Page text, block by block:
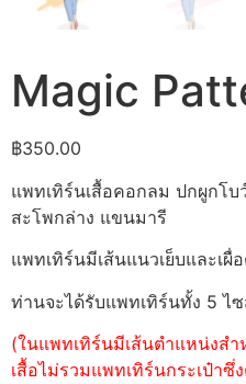
Magic
฿350.00
แพทเทิร์นเสื้อคอกลม ปกผูกโ
สะโพกล่าง แขนมารี
แพทเทิร์นมีเส้นแนวเย็บและเผื่
ท่านจะได้รับแพทเทิร์นทั้ง 5 ไซ
(ในแพทเทิร์นมีเส้นตำแหน่งส
เสื้อไม่รวมแพทเทิร์นกระเป๋า